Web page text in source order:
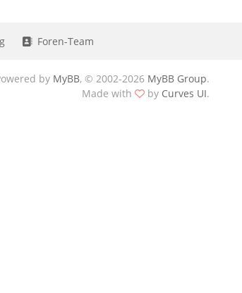
Foren-Team
by MyBB, © 2002-2026 MyBB Group.
Made with
by Curves UI.